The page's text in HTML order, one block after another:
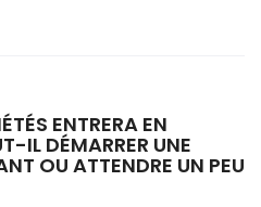
ENTRERA EN
IL DÉMARRER UNE
OU ATTENDRE UN PEU